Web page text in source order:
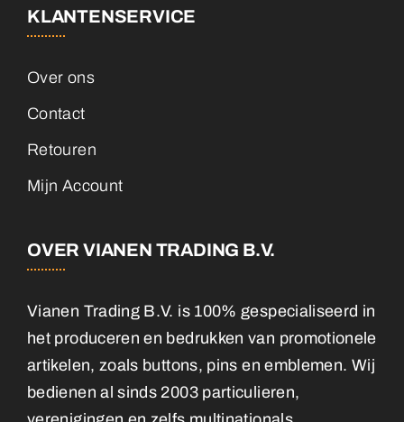
KLANTENSERVICE
Over ons
Contact
Retouren
Mijn Account
OVER VIANEN TRADING B.V.
Vianen Trading B.V. is 100% gespecialiseerd in
het produceren en bedrukken van promotionele
artikelen, zoals buttons, pins en emblemen. Wij
bedienen al sinds 2003 particulieren,